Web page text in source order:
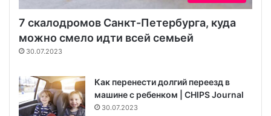
7 скалодромов Санкт-Петербурга, куда
можно смело идти всей семьей
30.07.2023
Как перенести долгий переезд в
машине с ребенком | CHIPS Journal
30.07.2023